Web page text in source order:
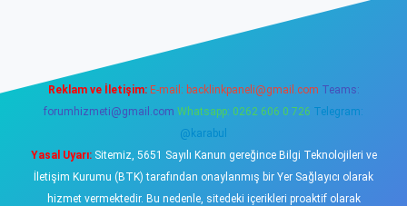
Reklam ve İletişim: E-mail: backlinkpaneli@gmail.com Teams:
forumhizmeti@gmail.com Whatsapp: 0262 606 0 726 Telegram:
@karabul
Yasal Uyarı:Sitemiz, 5651 Sayılı Kanun gereğince Bilgi Teknolojileri ve
İletişim Kurumu (BTK) tarafından onaylanmış bir Yer Sağlayıcı olarak
hizmet vermektedir. Bu nedenle, sitedeki içerikleri proaktif olarak